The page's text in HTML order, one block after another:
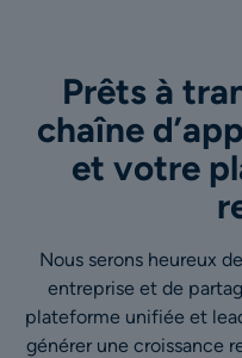
Prêts à
chaîne
et votre
Nous serons heureux
entreprise et de
plateforme unifiée et
générer une croissance